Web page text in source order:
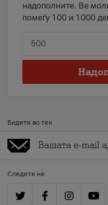
надополните. Ве
помеѓу 100 и 1000
Бидете во тек
Следете нè